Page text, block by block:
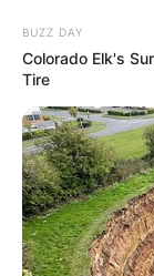
BUZZ DAY
Colorado Elk's
Tire